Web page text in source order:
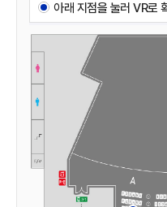
아래 지점을 눌러 VR로